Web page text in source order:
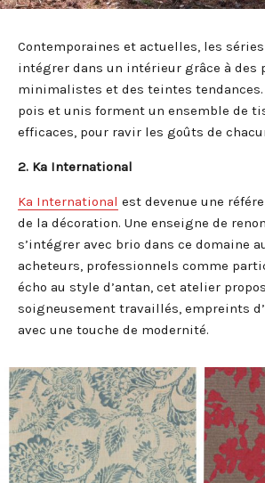
Contemporaines et actuelles, les
intégrer dans un intérieur grâce à des
minimalistes et des teintes tendances.
pois et unis forment un ensemble de
efficaces, pour ravir les goûts de
2. Ka International
Ka International est devenue une
de la décoration. Une enseigne de
s’intégrer avec brio dans ce domaine
acheteurs, professionnels comme
écho au style d’antan, cet atelier
soigneusement travaillés, empreints
avec une touche de modernité.